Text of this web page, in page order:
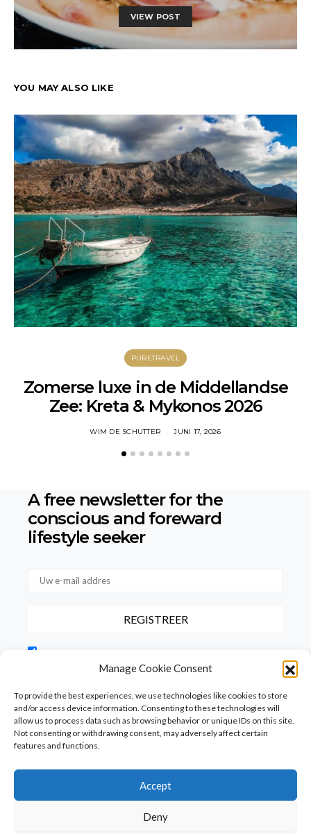
Manage Cookie Consent
To provide the best experiences, we use technologies like cookies to store
and/or access device information. Consenting to these technologies will
allow us to process data such as browsing behavior or unique IDs on this site.
Not consenting or withdrawing consent, may adversely affect certain
features and functions.
Accept
Deny
VIEW POST
YOU MAY ALSO LIKE
PURETRAVEL
Zomerse luxe in de Middellandse
Zee: Kreta & Mykonos 2026
WIM DE SCHUTTER JUNI 17, 2026
A free newsletter for the
conscious and foreward
lifestyle seeker
gebruiksvoorwaarden met betrekking tot de opslag van de via dit
formulier verstrekte gegevens hebt gelezen en hiermee akkoord
PureLiving